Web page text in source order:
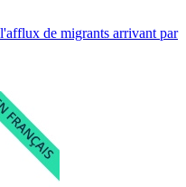
de migrants arrivant par